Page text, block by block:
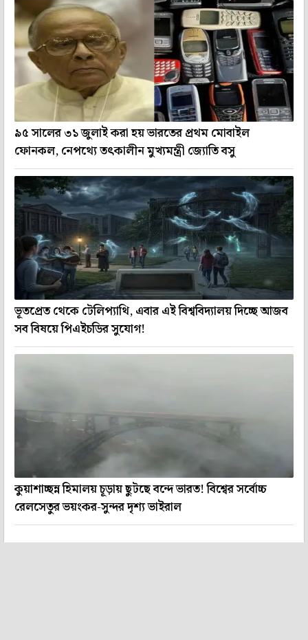
৯৫ সালের ৩১ জুলাই করা হয় ভারতের প্রথম মোবাইল
ফোনকল, নেপথ্যে তৎকালীন মুখ্যমন্ত্রী জ্যোতি বসু
ভূতপ্রেত থেকে টেলিপ্যাথি, এবার এই বিশ্ববিদ্যালয় দিচ্ছে আজব
সব বিষয়ে পিএইচডির সুযোগ!
কুয়াশাচ্ছন্ন হিমালয় চূড়ায় ছুটছে বন্দে ভারত! বিশ্বের সর্বোচ্চ
রেলসেতুর ভয়ংকর-সুন্দর দৃশ্য ভাইরাল